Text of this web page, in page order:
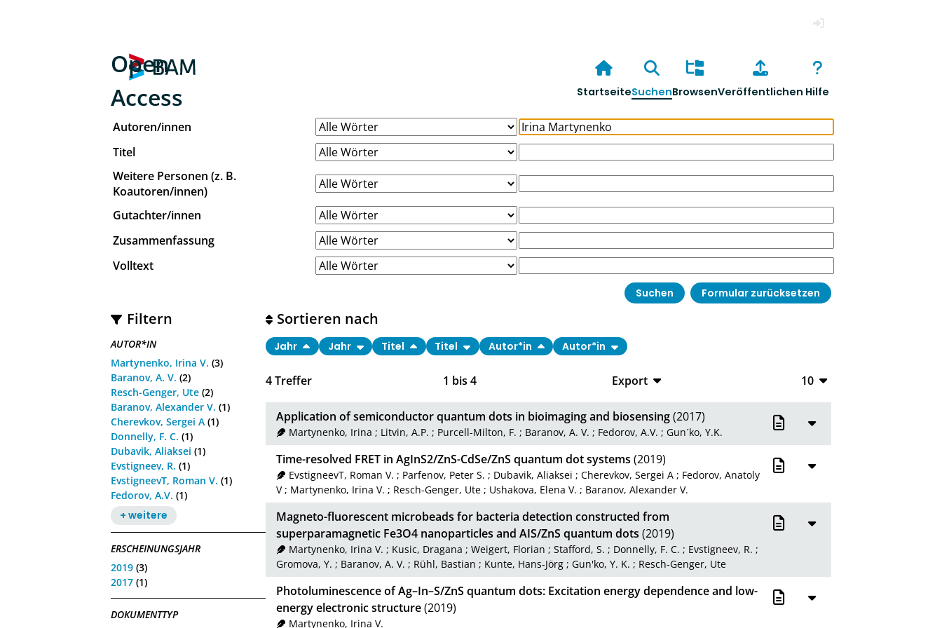
Open
Access
StartseiteSuchenBrowsenVeröffentlichen Hilfe
Autoren/innen
Titel
Weitere Personen (z. B.
Koautoren/innen)
Gutachter/innen
Zusammenfassung
Volltext
Filtern
AUTOR*IN
Martynenko, Irina V. (3)
Baranov, A. V. (2)
Resch-Genger, Ute (2)
Baranov, Alexander V. (1)
Cherevkov, Sergei A (1)
Donnelly, F. C. (1)
Dubavik, Aliaksei (1)
Evstigneev, R. (1)
EvstigneevT, Roman V. (1)
Fedorov, A.V. (1)
+ weitere
ERSCHEINUNGSJAHR
2019 (3)
2017 (1)
DOKUMENTTYP
4Treffer 1 bis 4
Export
CSV
RIS
XML
10
10
20
Sortieren nach
Jahr Jahr Titel Titel Autor*in Autor*in
Application of semiconductor quantum dots in bioimaging and biosensing(2017)
Martynenko, Irina ; Litvin, A.P. ; Purcell-Milton, F. ; Baranov, A. V. ; Fedorov, A.V. ; Gun´ko, Y.K.
Time-resolved FRET in AgInS2/ZnS-CdSe/ZnS quantum dot systems (2019)
EvstigneevT, Roman V. ; Parfenov, Peter S. ; Dubavik, Aliaksei ;Cherevkov, Sergei A ; Fedorov, Anatoly
V; Martynenko, Irina V. ; Resch-Genger, Ute; Ushakova, Elena V. ; Baranov, Alexander V.
Magneto-fluorescent microbeads for bacteria detection constructed from
superparamagnetic Fe3O4 nanoparticles and AIS/ZnS quantum dots (2019)
Martynenko, Irina V. ; Kusic, Dragana ;Weigert, Florian ;Stafford, S. ; Donnelly, F. C. ; Evstigneev, R. ;
Gromova, Y. ; Baranov, A. V. ; Rühl, Bastian ; Kunte, Hans-Jörg; Gun'ko, Y. K. ; Resch-Genger, Ute
Photoluminescence of Ag–In–S/ZnS quantum dots: Excitation energy dependence and low-
energy electronic structure(2019)
Martynenko, Irina V.